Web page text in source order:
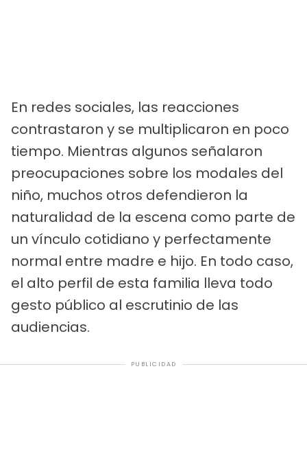
En redes sociales, las reacciones
contrastaron y se multiplicaron en poco
tiempo. Mientras algunos señalaron
preocupaciones sobre los modales del
niño, muchos otros defendieron la
naturalidad de la escena como parte de
un vínculo cotidiano y perfectamente
normal entre madre e hijo. En todo caso,
el alto perfil de esta familia lleva todo
gesto público al escrutinio de las
audiencias.
PUBLICIDAD